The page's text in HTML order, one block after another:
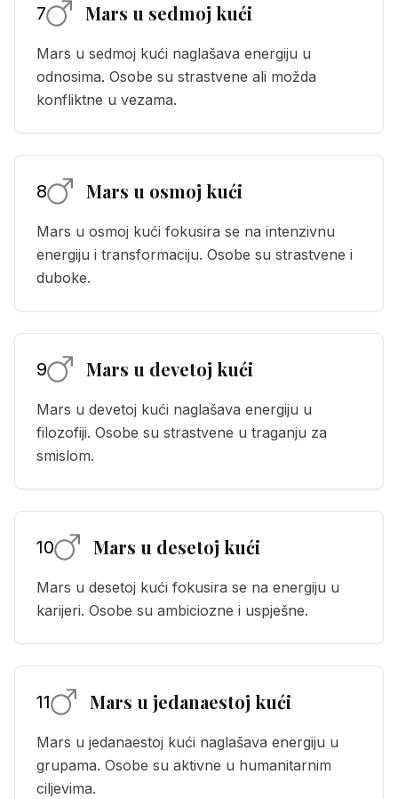
7 Mars u sedmoj kući
Mars u sedmoj kući naglašava energiju u
odnosima. Osobe su strastvene ali možda
konfliktne u vezama.
8 Mars u osmoj kući
Mars u osmoj kući fokusira se na intenzivnu
energiju i transformaciju. Osobe su strastvene i
duboke.
9 Mars u devetoj kući
Mars u devetoj kući naglašava energiju u
filozofiji. Osobe su strastvene u traganju za
smislom.
10 Mars u desetoj kući
Mars u desetoj kući fokusira se na energiju u
karijeri. Osobe su ambiciozne i uspješne.
11 Mars u jedanaestoj kući
Mars u jedanaestoj kući naglašava energiju u
grupama. Osobe su aktivne u humanitarnim
ciljevima.